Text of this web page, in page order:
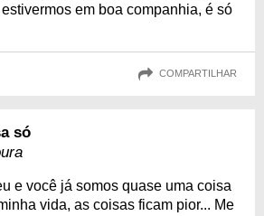
em boa companhia, é só
COMPARTILHAR
só
e você já somos quase uma coisa
vida, as coisas ficam pior... Me